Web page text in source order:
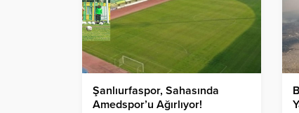
Şanlıurfaspor, Sahasında
Amedspor’u Ağırlıyor!